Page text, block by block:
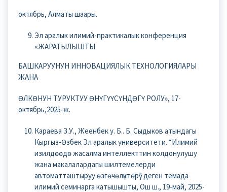
октябрь, Алматы шаары.
Эл аралык илимий-практикалык конференция
«ЖАРАТЫЛЫШТЫ
БАШКАРУУНУН ИННОВАЦИЯЛЫК ТЕХНОЛОГИЯЛАРЫ
ЖАНА
ӨЛКӨНУН ТУРУКТУУ ӨНҮГҮҮСҮНДӨГҮ РОЛУ», 17-
октябрь,2025-ж.
Караева З.У., Жеенбек у. Б.. Б. Сыдыков атындагы
Кыргыз-Өзбек Эл аралык университети. “Илимий
изилдөөдө жасалма интеллекттин колдонулушу
жана макалалардагы шилтемелерди
автоматташтыруу өзгөчөлүктөрү” деген темада
илимий семинарга катышышты, Ош ш., 19-май, 2025-